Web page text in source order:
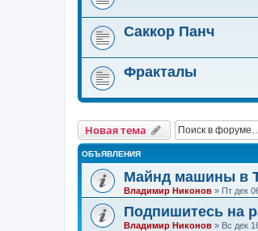
Саккор Панч
Фракталы
Новая тема
ОБЪЯВЛЕНИЯ
Майнд машины в
Владимир Никонов » Пт дек
Подпишитесь на
Владимир Никонов » Вс дек